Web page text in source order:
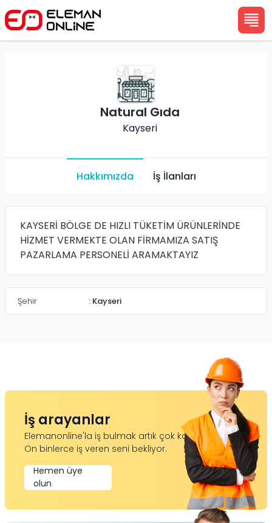
Natural Gıda
Kayseri
Hakkımızda İş İlanları
KAYSERİ BÖLGE DE HIZLI TÜKETİM ÜRÜNLERİNDE
HİZMET VERMEKTE OLAN FİRMAMIZA SATIŞ
PAZARLAMA PERSONELİ ARAMAKTAYIZ
Şehir : Kayseri
İş arayanlar
Elemanonline'la iş bulmak artık çok kolay.
On binlerce iş veren seni bekliyor.
Hemen üye
olun